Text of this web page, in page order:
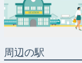
周辺の駅